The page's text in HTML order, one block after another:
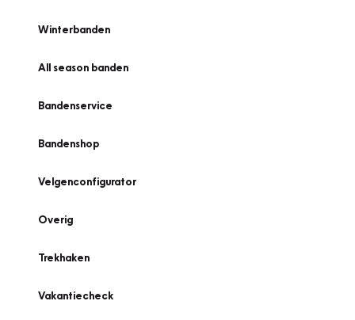
Winterbanden
All season banden
Bandenservice
Bandenshop
Velgenconfigurator
Overig
Trekhaken
Vakantiecheck